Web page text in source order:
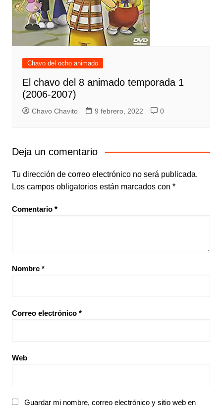
Chavo del ocho animado
El chavo del 8 animado temporada 1
(2006-2007)
Chavo Chavito 9 febrero, 2022 0
Deja un comentario
Tu dirección de correo electrónico no será publicada.
Los campos obligatorios están marcados con *
Comentario *
Nombre *
Correo electrónico *
Web
Guardar mi nombre, correo electrónico y sitio web en